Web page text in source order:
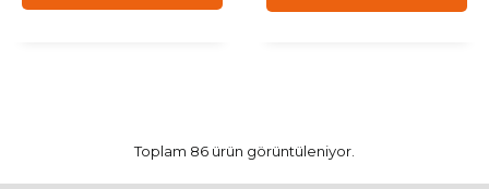
Toplam 86 ürün görüntüleniyor.